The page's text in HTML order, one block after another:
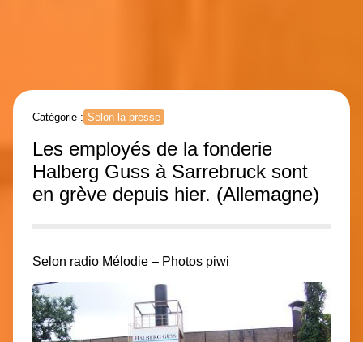
Catégorie : Selon la presse
Les employés de la fonderie
Halberg Guss à Sarrebruck sont
en grève depuis hier. (Allemagne)
Selon radio Mélodie – Photos piwi